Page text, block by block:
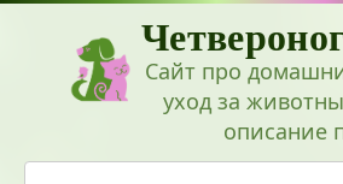
Перейти
Сайт про
уход за
описание
Поиск: